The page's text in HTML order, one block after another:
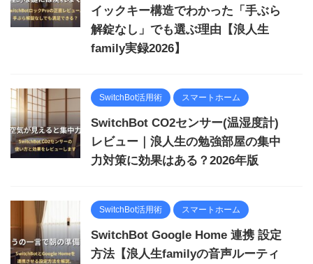
イックキー構造でわかった「手ぶら
解錠なし」でも選ぶ理由【浪人生
family実録2026】
SwitchBot活用術 スマートホーム
SwitchBot CO2センサー(温湿度計)
レビュー｜浪人生の勉強部屋の集中
力対策に効果はある？2026年版
SwitchBot活用術 スマートホーム
SwitchBot Google Home 連携 設定
方法【浪人生familyの音声ルーティ